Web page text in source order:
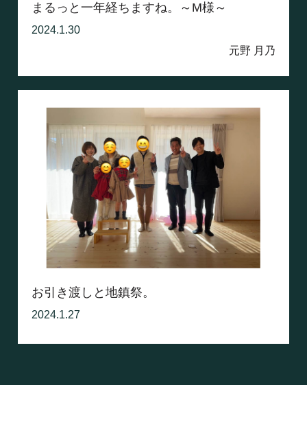
まるっと一年経ちますね。～M様～
2024.1.30
元野 月乃
お引き渡しと地鎮祭。
2024.1.27